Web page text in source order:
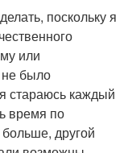
поскольку я
или
не было
стараюсь каждый
время по
другой